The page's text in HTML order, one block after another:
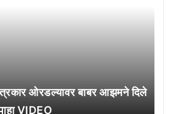
ओरडल्यावर बाबर आझमने दिले
VIDEO